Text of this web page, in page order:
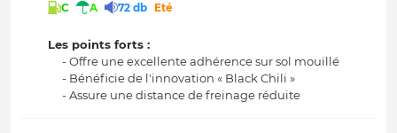
C A 72 db Eté
Les points forts :
- Offre une excellente adhérence sur sol mouillé
- Bénéficie de l'innovation « Black Chili »
- Assure une distance de freinage réduite